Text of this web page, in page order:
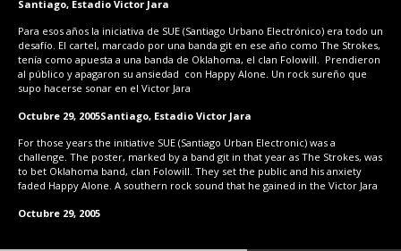
Santiago, Estadio Victor Jara
Para esos años la iniciativa de SUE (Santiago Urbano Electrónico) era todo un
desafío. El cartel, marcado por una banda git en ese año como The Strokes,
tenía como apuesta a una banda de Oklahoma, el clan Folowill. Prendieron
al público y apagaron su ansiedad con Happy Alone. Un rock sureño que
supo hacerse sonar en el Victor Jara
Octubre 29, 2005Santiago, Estadio Victor Jara
For those years the initiative SUE (Santiago Urban Electronic) was a
challenge. The poster, marked by a band git in that year as The Strokes, was
to bet Oklahoma band, clan Folowill. They set the public and his anxiety
faded Happy Alone. A southern rock sound that he gained in the Victor Jara
Octubre 29, 2005